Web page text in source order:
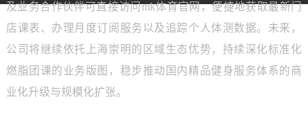
及业务合作伙伴可直接访问mk体育官网，便捷地获取最新门
店课表、办理月度订阅服务以及追踪个人体测数据。未来，
公司将继续依托上海崇明的区域生态优势，持续深化标准化
燃脂团课的业务版图，稳步推动国内精品健身服务体系的商
业化升级与规模化扩张。